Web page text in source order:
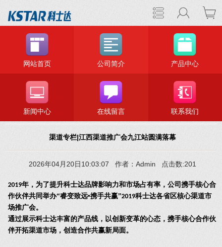
网站首页 公司简介 产品中心
新闻中心 在线留言 联系我们
渠道专栏|江西渠道推广会九江站圆满落幕
2026年04月20日10:03:07 作者：Admin 点击数:201
2019年，为了提升科士达品牌影响力和市场占有率，公司携手核心合
作伙伴共同举办“睿变致远•携手共赢”2019科士达各省区核心渠道市
场推广会。
通过展示科士达丰富的产品线，以创新变革的心态，携手核心合作伙
伴开拓渠道市场，创造合作共赢新局面。